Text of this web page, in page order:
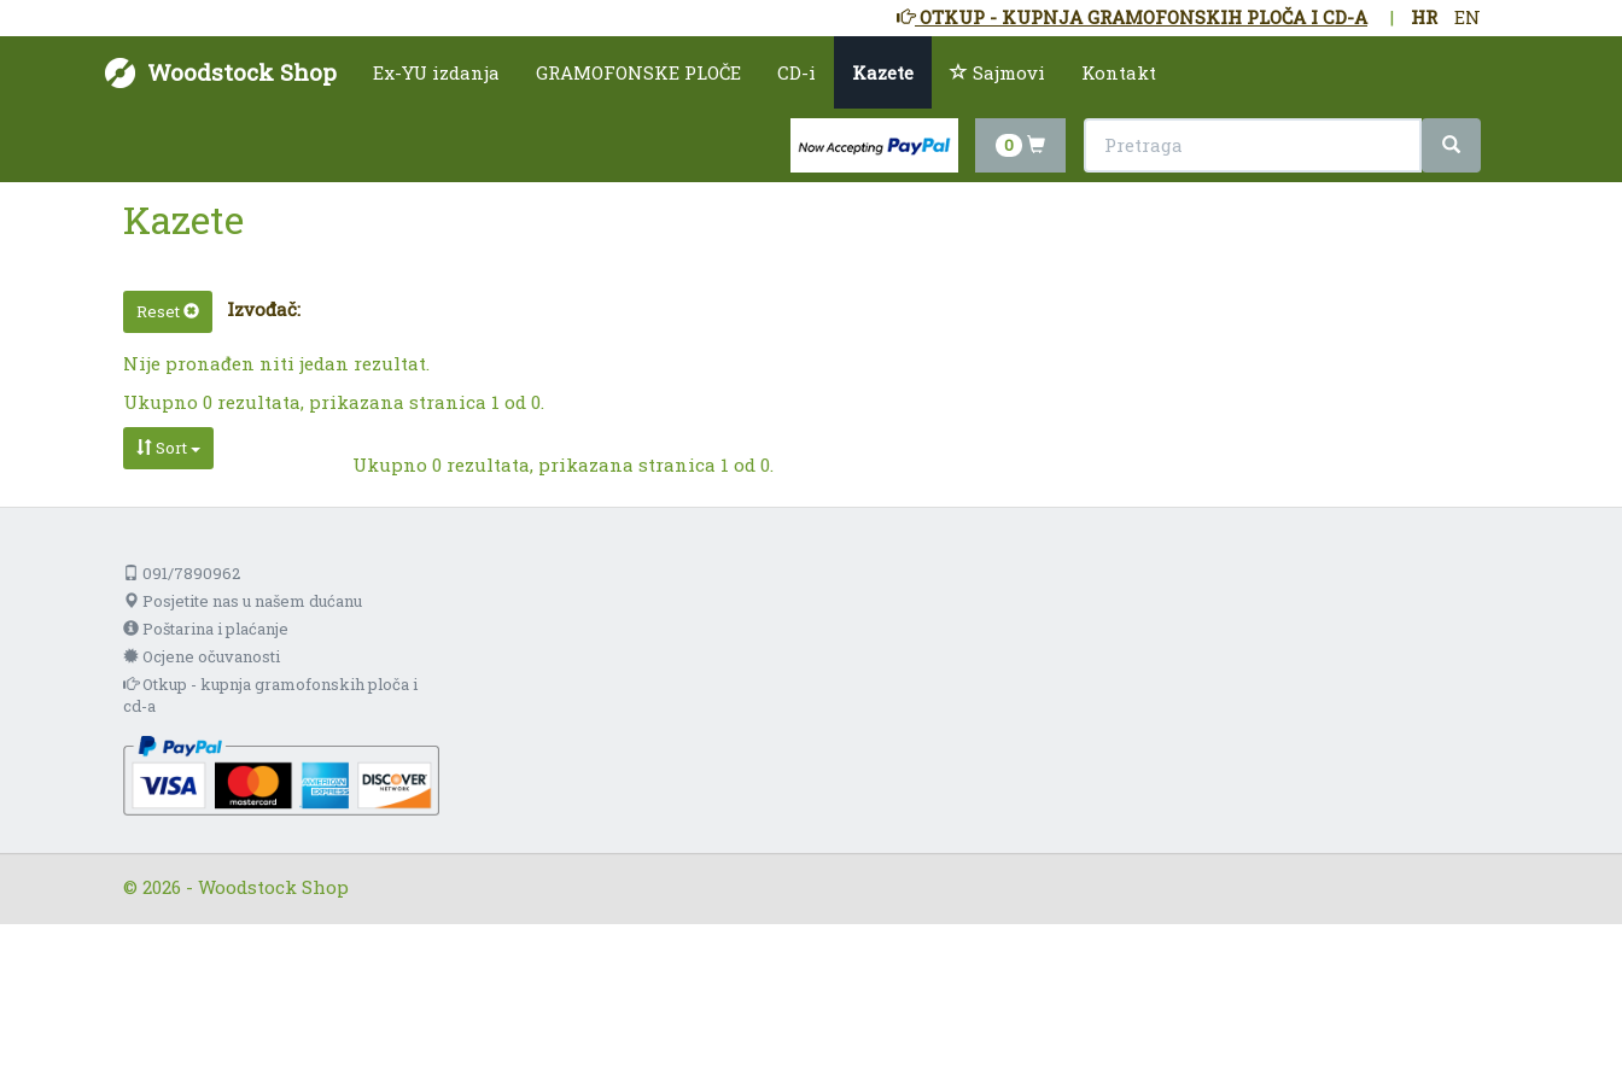
HR EN
|
OTKUP - KUPNJA GRAMOFONSKIH PLOČA I CD-A
Woodstock Shop Ex-YU izdanja GRAMOFONSKE PLOČE CD-i Kazete Sajmovi Kontakt
0
Kazete
Reset Izvođač:
Nije pronađen niti jedan rezultat.
Ukupno 0 rezultata, prikazana stranica 1 od 0.
Sort
Ukupno 0 rezultata, prikazana stranica 1 od 0.
091/7890962
Posjetite nas u našem dućanu
Poštarina i plaćanje
Ocjene očuvanosti
Otkup - kupnja gramofonskih ploča i
cd-a
© 2026 - Woodstock Shop